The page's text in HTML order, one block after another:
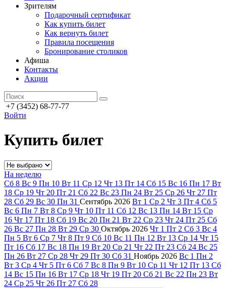
Зрителям
Подарочный сертификат
Как купить билет
Как вернуть билет
Правила посещения
Бронирование столиков
Афиша
Контакты
Акции
+7 (3452) 68-77-77
Войти
Купить билет
На неделю
Сб 8 Вс 9 Пн 10 Вт 11 Ср 12 Чт 13 Пт 14 Сб 15 Вс 16 Пн 17 Вт
18 Ср 19 Чт 20 Пт 21 Сб 22 Вс 23 Пн 24 Вт 25 Ср 26 Чт 27 Пт
28 Сб 29 Вс 30 Пн 31 Сентябрь 2026 Вт 1 Ср 2 Чт 3 Пт 4 Сб 5
Вс 6 Пн 7 Вт 8 Ср 9 Чт 10 Пт 11 Сб 12 Вс 13 Пн 14 Вт 15 Ср
16 Чт 17 Пт 18 Сб 19 Вс 20 Пн 21 Вт 22 Ср 23 Чт 24 Пт 25 Сб
26 Вс 27 Пн 28 Вт 29 Ср 30 Октябрь 2026 Чт 1 Пт 2 Сб 3 Вс 4
Пн 5 Вт 6 Ср 7 Чт 8 Пт 9 Сб 10 Вс 11 Пн 12 Вт 13 Ср 14 Чт 15
Пт 16 Сб 17 Вс 18 Пн 19 Вт 20 Ср 21 Чт 22 Пт 23 Сб 24 Вс 25
Пн 26 Вт 27 Ср 28 Чт 29 Пт 30 Сб 31 Ноябрь 2026 Вс 1 Пн 2
Вт 3 Ср 4 Чт 5 Пт 6 Сб 7 Вс 8 Пн 9 Вт 10 Ср 11 Чт 12 Пт 13 Сб
14 Вс 15 Пн 16 Вт 17 Ср 18 Чт 19 Пт 20 Сб 21 Вс 22 Пн 23 Вт
24 Ср 25 Чт 26 Пт 27 Сб 28